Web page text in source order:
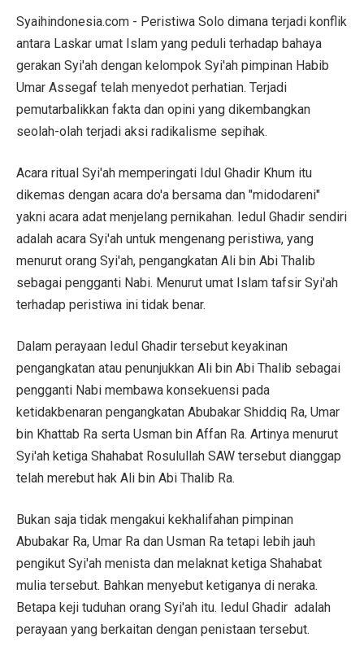
Syaihindonesia.com - Peristiwa Solo dimana terjadi konflik
antara Laskar umat Islam yang peduli terhadap bahaya
gerakan Syi'ah dengan kelompok Syi'ah pimpinan Habib
Umar Assegaf telah menyedot perhatian. Terjadi
pemutarbalikkan fakta dan opini yang dikembangkan
seolah-olah terjadi aksi radikalisme sepihak.
Acara ritual Syi'ah memperingati Idul Ghadir Khum itu
dikemas dengan acara do'a bersama dan "midodareni"
yakni acara adat menjelang pernikahan. Iedul Ghadir sendiri
adalah acara Syi'ah untuk mengenang peristiwa, yang
menurut orang Syi'ah, pengangkatan Ali bin Abi Thalib
sebagai pengganti Nabi. Menurut umat Islam tafsir Syi'ah
terhadap peristiwa ini tidak benar.
Dalam perayaan Iedul Ghadir tersebut keyakinan
pengangkatan atau penunjukkan Ali bin Abi Thalib sebagai
pengganti Nabi membawa konsekuensi pada
ketidakbenaran pengangkatan Abubakar Shiddiq Ra, Umar
bin Khattab Ra serta Usman bin Affan Ra. Artinya menurut
Syi'ah ketiga Shahabat Rosulullah SAW tersebut dianggap
telah merebut hak Ali bin Abi Thalib Ra.
Bukan saja tidak mengakui kekhalifahan pimpinan
Abubakar Ra, Umar Ra dan Usman Ra tetapi lebih jauh
pengikut Syi'ah menista dan melaknat ketiga Shahabat
mulia tersebut. Bahkan menyebut ketiganya di neraka.
Betapa keji tuduhan orang Syi'ah itu. Iedul Ghadir adalah
perayaan yang berkaitan dengan penistaan tersebut.